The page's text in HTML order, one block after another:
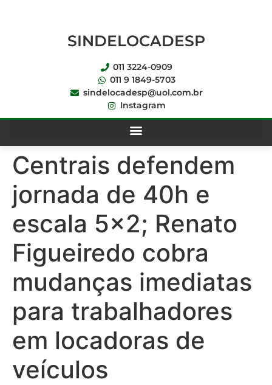
SINDELOCADESP
011 3224-0909
011 9 1849-5703
sindelocadesp@uol.com.br
Instagram
Centrais defendem
jornada de 40h e
escala 5×2; Renato
Figueiredo cobra
mudanças imediatas
para trabalhadores
em locadoras de
veículos